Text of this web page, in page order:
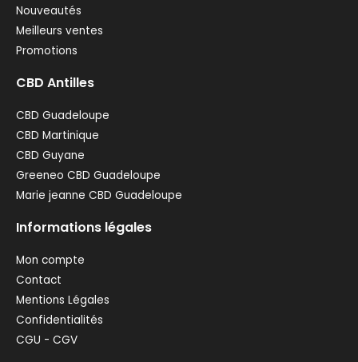
Nouveautés
Meilleurs ventes
Promotions
CBD Antilles
CBD Guadeloupe
CBD Martinique
CBD Guyane
Greeneo CBD Guadeloupe
Marie jeanne CBD Guadeloupe
Informations légales
Mon compte
Contact
Mentions Légales
Confidentialités
CGU - CGV